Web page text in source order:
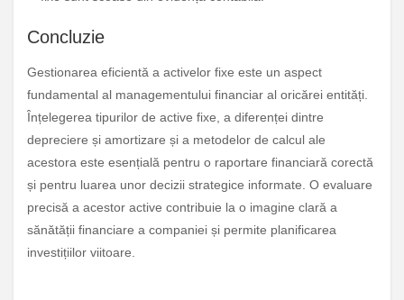
Concluzie
Gestionarea eficientă a activelor fixe este un aspect
fundamental al managementului financiar al oricărei entități.
Înțelegerea tipurilor de active fixe, a diferenței dintre
depreciere și amortizare și a metodelor de calcul ale
acestora este esențială pentru o raportare financiară corectă
și pentru luarea unor decizii strategice informate. O evaluare
precisă a acestor active contribuie la o imagine clară a
sănătății financiare a companiei și permite planificarea
investițiilor viitoare.